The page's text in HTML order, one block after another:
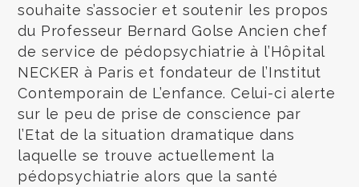
souhaite s’associer et soutenir les propos
du Professeur Bernard Golse Ancien chef
de service de pédopsychiatrie à l’Hôpital
NECKER à Paris et fondateur de l’Institut
Contemporain de L’enfance. Celui-ci alerte
sur le peu de prise de conscience par
l’Etat de la situation dramatique dans
laquelle se trouve actuellement la
pédopsychiatrie alors que la santé